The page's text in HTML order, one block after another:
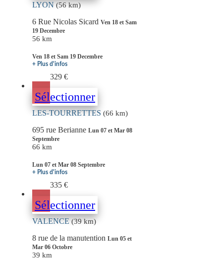
LYON(56 km)
6 Rue Nicolas Sicard Ven 18 et Sam
19 Decembre
56 km
Ven 18 et Sam 19 Decembre
+ Plus d'infos
329 €
Sélectionner
LES-TOURRETTES (66 km)
695 rue Berianne Lun 07 et Mar 08
Septembre
66 km
Lun 07 et Mar 08 Septembre
+ Plus d'infos
335 €
Sélectionner
VALENCE(39 km)
8 rue de la manutention Lun 05 et
Mar 06 Octobre
39 km